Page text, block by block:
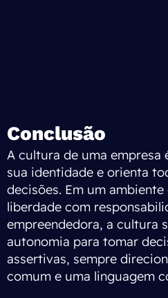
Conclusão
A cultura de uma empresa
sua identidade e orienta
decisões. Em um ambiente
liberdade com
empreendedora, a cultura
autonomia para tomar
assertivas, sempre
comum e uma linguagem